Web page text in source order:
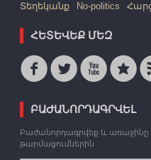
Տեղեկանք
No-politics
ՀԵՏԵՎԵՔ ՄԵԶ
ԲԱԺԱՆՈՐԴԱԳՐՎԵԼ
Բաժանորդագրվեք և առաջինը
թարմացումներին